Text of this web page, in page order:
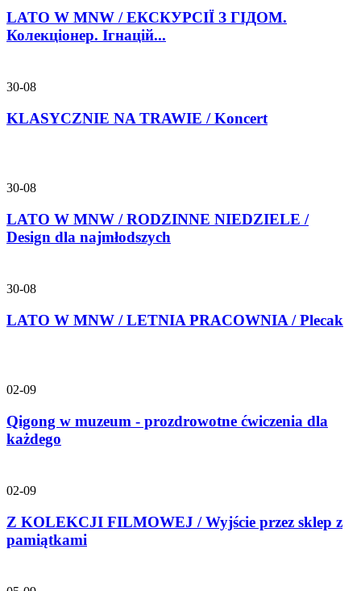
LATO W MNW / ЕКСКУРСІЇ З ГІДОМ.
Колекціонер. Ігнацій...
30-08
KLASYCZNIE NA TRAWIE / Koncert
30-08
LATO W MNW / RODZINNE NIEDZIELE /
Design dla najmłodszych
30-08
LATO W MNW / LETNIA PRACOWNIA / Plecak
02-09
Qigong w muzeum - prozdrowotne ćwiczenia dla
każdego
02-09
Z KOLEKCJI FILMOWEJ / Wyjście przez sklep z
pamiątkami